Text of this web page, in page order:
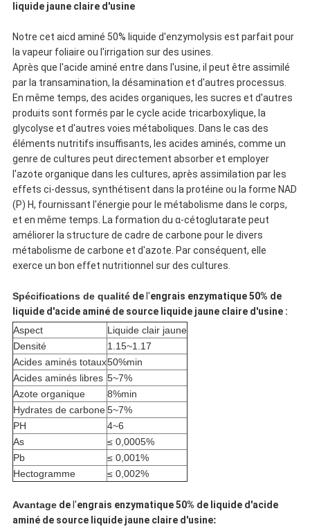
liquide jaune claire d'usine
Notre cet aicd aminé 50% liquide d'enzymolysis est parfait pour
la vapeur foliaire ou l'irrigation sur des usines.
Après que l'acide aminé entre dans l'usine, il peut être assimilé
par la transamination, la désamination et d'autres processus.
En même temps, des acides organiques, les sucres et d'autres
produits sont formés par le cycle acide tricarboxylique, la
glycolyse et d'autres voies métaboliques. Dans le cas des
éléments nutritifs insuffisants, les acides aminés, comme un
genre de cultures peut directement absorber et employer
l'azote organique dans les cultures, après assimilation par les
effets ci-dessus, synthétisent dans la protéine ou la forme NAD
(P) H, fournissant l'énergie pour le métabolisme dans le corps,
et en même temps. La formation du α-cétoglutarate peut
améliorer la structure de cadre de carbone pour le divers
métabolisme de carbone et d'azote. Par conséquent, elle
exerce un bon effet nutritionnel sur des cultures.
Spécifications de qualitédel'engrais enzymatique 50% de
liquide d'acide aminé de source liquide jaune claire d'usine :
Aspect
Liquide clair jaune
Densité
1.15~1.17
Acides aminés totaux50%min
Acides aminés libres 5~7%
Azote organique
8%min
Hydrates de carbone5~7%
PH
4~6
As
≤ 0,0005%
Pb
≤ 0,001%
Hectogramme
≤ 0,002%
Avantagedel'engrais enzymatique 50% de liquide d'acide
aminé de source liquide jaune claire d'usine: